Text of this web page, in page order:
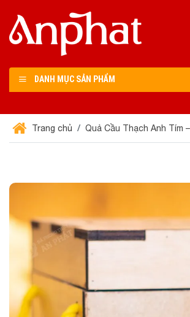
đến
nội
DANH MỤC SẢN PHẨM
Trang chủ Quả Cầu Thạch Anh Tím